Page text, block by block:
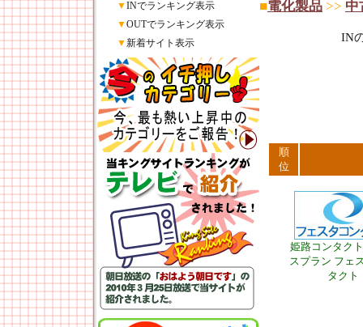
▼INでランキング表示
▼OUTでランキング表示
▼新着サイト表示
■電化製品 >> 中
IN
順
位
姫路コンタク
スプラン フェ
タクト